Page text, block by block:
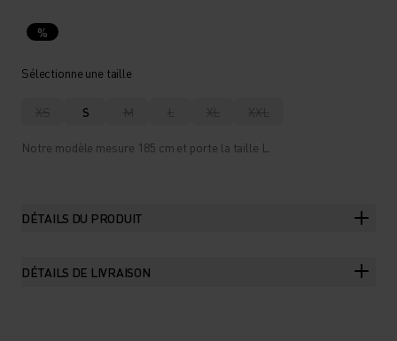
%
Sélectionne une taille
XS S M L XL XXL
Notre modèle mesure 185 cm et porte la taille L.
DÉTAILS DU PRODUIT
DÉTAILS DE LIVRAISON